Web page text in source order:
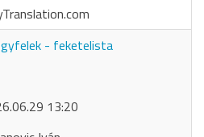
- feketelista
13:20